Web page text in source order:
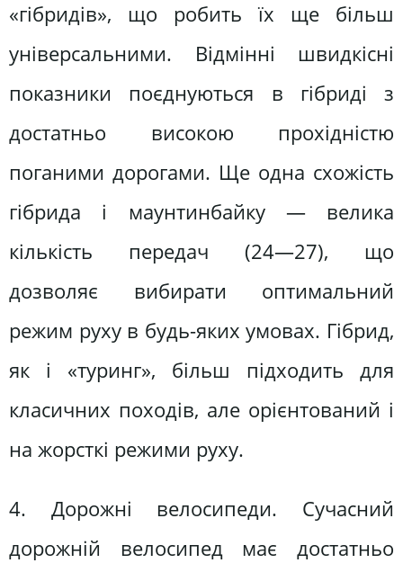
«гібридів», що робить їх ще більш
універсальними. Відмінні швидкісні
показники поєднуються в гібриді з
достатньо високою прохідністю
поганими дорогами. Ще одна схожість
гібрида і маунтинбайку — велика
кількість передач (24—27), що
дозволяє вибирати оптимальний
режим руху в будь-яких умовах. Гібрид,
як і «туринг», більш підходить для
класичних походів, але орієнтований і
на жорсткі режими руху.
4. Дорожні велосипеди. Сучасний
дорожній велосипед має достатньо